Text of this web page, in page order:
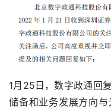
1月25日，数字政通回
储备和业务发展方向